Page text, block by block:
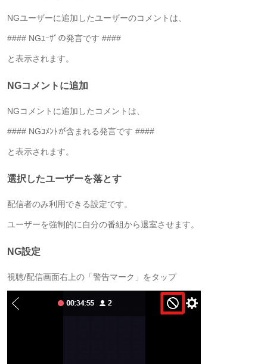
NGユーザーに追加したユーザーのコメントは、
#### NGﾕｰｻﾞの発言です ####
と表示されます。
NGコメントに追加
NGコメントに追加したコメントは、
#### NGｺﾒﾝﾄが含まれる発言です ####
と表示されます。
選択したユーザーを落とす
配信者のみ利用できる設定です。
ユーザーを強制的に自分の番組から退室させます。
NG設定
視聴/配信画面右上の「警告マーク 」をタップ